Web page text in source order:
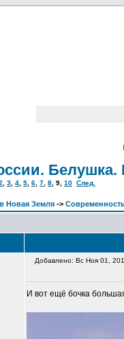
3 4 5 6 7 8 9 10 След.
Новая Земля ->
Добавлено: Вс Ноя 01,
И вот ещё бочка